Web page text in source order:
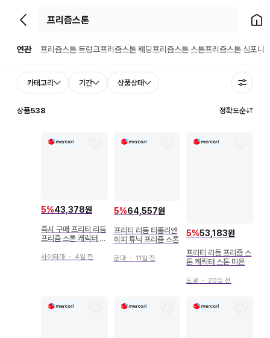
뒤로가기 홈으
연관 프리즘스톤 트렁크프리즘스톤 웨딩프리즘스톤 스톤프리즘스톤 심포니
카테고리 기간 상품상태
상품538 정확도순
5%43,378원
즉시 구매 프리티 리듬
프리즘 스톤 캐릭터 스
사이타마 ・ 4일 전
5%64,557원
프리티 리듬 티롤리안
히피 튜닉 프리즘 스톤
군마・ 11일 전
5%53,183원
프리티 리듬 프리즘 스
톤 캐릭터 스톤 미온
도쿄 ・ 20일 전